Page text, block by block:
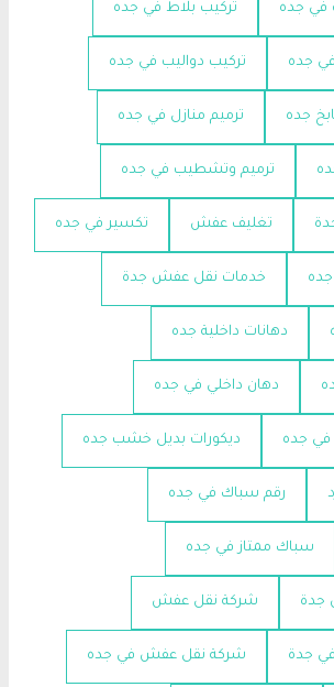
في جده تركيب بلاط في جده
جده تركيب دواليب في جده
جده ترميم منازل في جده
ترميم وتشطيب في جده
تغليف عفش تكسير في جده
خدمات نقل عفش جدة
دهانات داخلية جده
دهان داخلي في جده
في جده ديكورات بديل خشب جده
رقم سباك في جده
سباك ممتاز في جده
جدة شركة نقل عفش
جدة شركة نقل عفش في جده